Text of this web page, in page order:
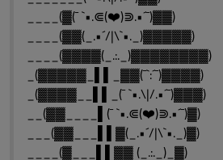
____(▓(¯ `•.⋐(❤️)⋑.•´¯)▓▓)
____(▓▓(_.•´/|\`•._)▓▓▓▓▓)
____(▓▓▓▓(_.:._)▓▓▓▓▓▓▓▓)
_(▓▓▓▓▓_▌▌_▓▓(¯`:´¯)▓▓▓▓)
_(▓▓▓▓__▌▌_(¯ `•.\|/.•´¯)▓▓▓)
__(▓▓____▌(¯ `•.⋐(❤️)⋑.•´¯)▓)
___(▓▓___▌▌▓(_.•´/|\`•._)▓)
____(▓___▌▌▓▓ (_.:._)_▓)